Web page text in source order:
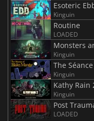
Esoteric
Kinguin
Routine
LOADED
Monsters
Kinguin
The
Kinguin
Kathy Rain
Kinguin
Post
LOADED